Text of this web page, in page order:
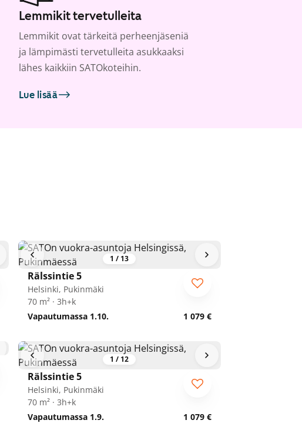
Lemmikit tervetulleita
Lemmikit ovat tärkeitä perheenjäseniä
ja lämpimästi tervetulleita asukkaaksi
lähes kaikkiin SATOkoteihin.
Lue lisää
1 / 13
Rälssintie 5
Helsinki, Pukinmäki
70 m² · 3h+k
Vapautumassa 1.10.
1 079 €
1 / 12
Rälssintie 5
Helsinki, Pukinmäki
70 m² · 3h+k
Vapautumassa 1.9.
1 079 €